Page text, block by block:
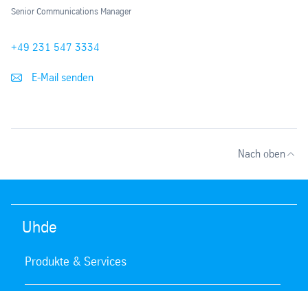
Senior Communications Manager
+49 231 547 3334
E-Mail senden
Nach oben
Uhde
Produkte & Services